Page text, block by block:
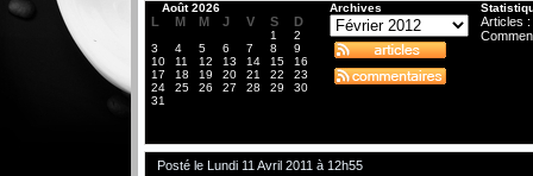
Août 2026
L M M J V S D
1
2
3
4 5 6 7 8
9
10
11 12 13 14 15
16
17
18 19 20 21 22
23
24
25 26 27 28 29
30
31
Archives
Articles :
Posté le Lundi 11 Avril 2011 à 12h55